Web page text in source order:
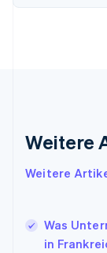
Weitere
Weitere
Was
in
English
English
English
Japan
日本語 English